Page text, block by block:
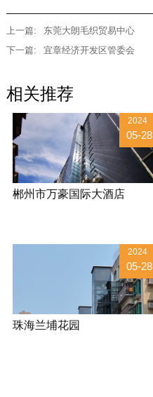
上一篇:
东莞大朗毛织贸易中心
下一篇:
宜章经济开发区管委会
相关推荐
2024
05-28
郴州市万豪国际大酒店
2024
05-28
珠海兰埔花园